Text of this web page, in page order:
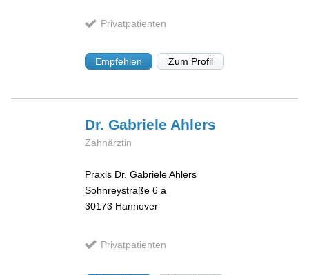
Privatpatienten
Empfehlen Zum Profil
Dr. Gabriele Ahlers
Zahnärztin
Praxis Dr. Gabriele Ahlers
Sohnreystraße 6 a
30173 Hannover
Privatpatienten